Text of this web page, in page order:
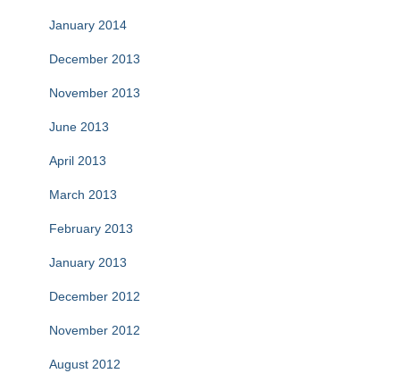
January 2014
December 2013
November 2013
June 2013
April 2013
March 2013
February 2013
January 2013
December 2012
November 2012
August 2012